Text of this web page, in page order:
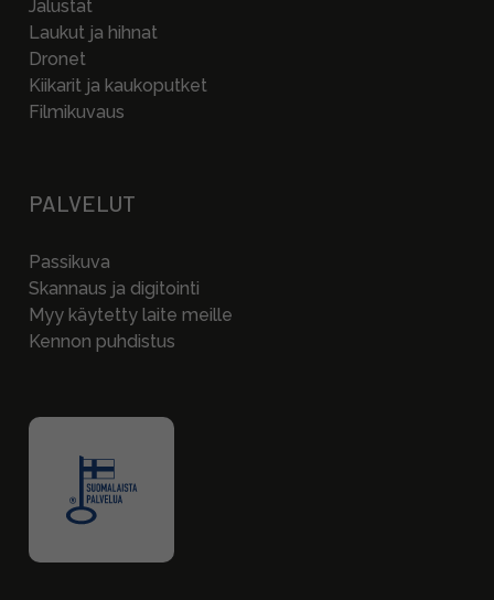
Jalustat
Laukut ja hihnat
Dronet
Kiikarit ja kaukoputket
Filmikuvaus
PALVELUT
Passikuva
Skannaus ja digitointi
Myy käytetty laite meille
Kennon puhdistus